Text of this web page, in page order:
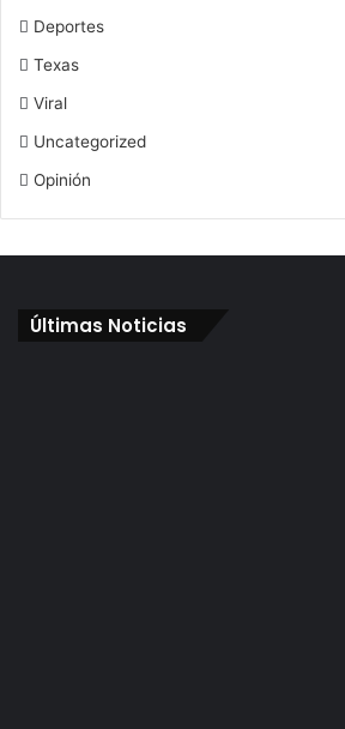
Deportes
Texas
Viral
Uncategorized
Opinión
Últimas Noticias